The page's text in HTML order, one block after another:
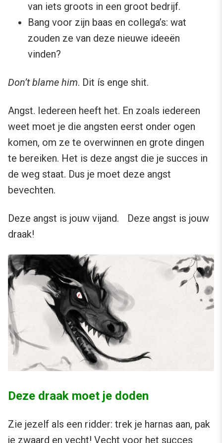
van iets groots in een groot bedrijf.
Bang voor zijn baas en collega’s: wat
zouden ze van deze nieuwe ideeën
vinden?
Don’t blame him. Dit ís enge shit.
Angst. Iedereen heeft het. En zoals iedereen
weet moet je die angsten eerst onder ogen
komen, om ze te overwinnen en grote dingen
te bereiken. Het is deze angst die je succes in
de weg staat. Dus je moet deze angst
bevechten.
Deze angst is jouw vijand. Deze angst is jouw
draak!
Deze draak moet je doden
Zie jezelf als een ridder: trek je harnas aan, pak
je zwaard en vecht! Vecht voor het succes